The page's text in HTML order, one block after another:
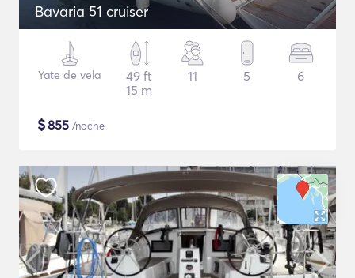
Bavaria 51 cruiser
Yate de vela
49 ft
15 m
11 5 6
$855 /noche